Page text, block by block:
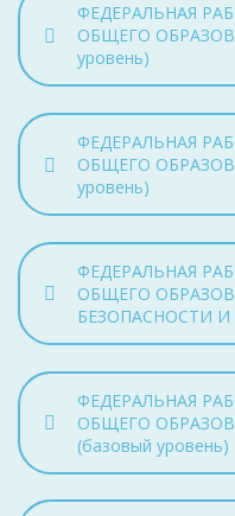
ФЕДЕРАЛЬНАЯ
ОБЩЕГО
уровень)
ФЕДЕРАЛЬНАЯ
ОБЩЕГО
уровень)
ФЕДЕРАЛЬНАЯ
ОБЩЕГО
БЕЗОПАСНОСТИ
ФЕДЕРАЛЬНАЯ
ОБЩЕГО
(базовый уровень)